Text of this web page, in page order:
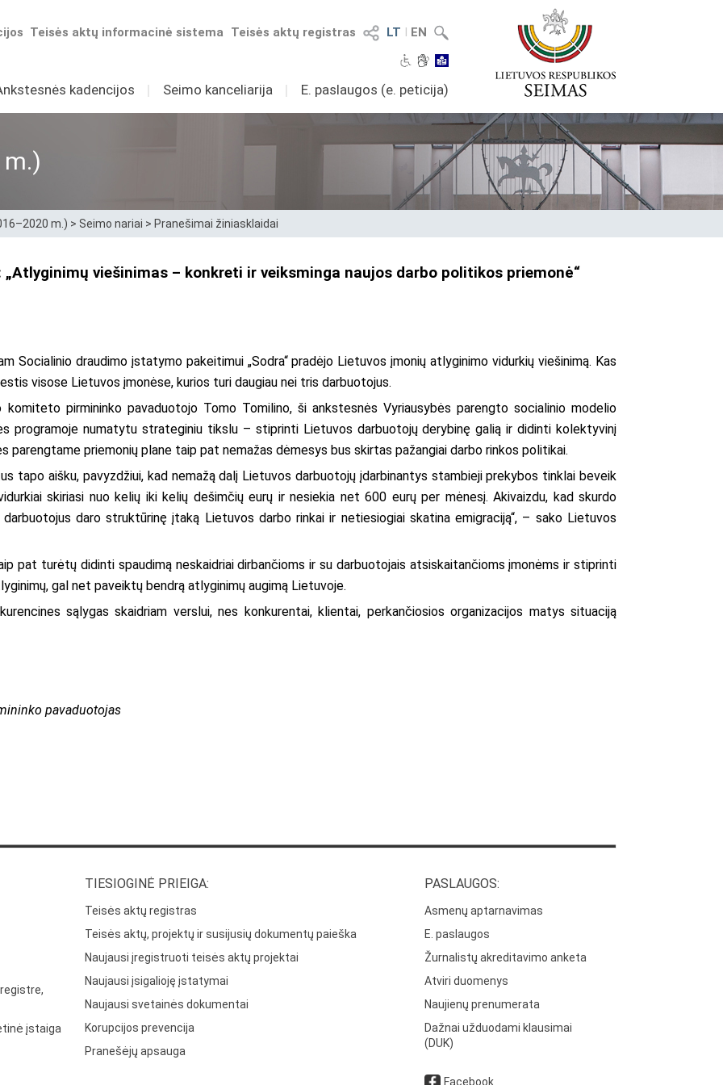
LT I EN
Teisės aktų registras
Teisės aktų informacinė sistema
kadencijos I Seimo kanceliarija I E. paslaugos (e. peticija)
m.) > Seimo nariai > Pranešimai žiniasklaidai
viešinimas – konkreti ir veiksminga naujos darbo politikos priemonė“
Socialinio draudimo įstatymo pakeitimui „Sodra“ pradėjo Lietuvos įmonių atlyginimo vidurkių viešinimą. Kas
visose Lietuvos įmonėse, kurios turi daugiau nei tris darbuotojus.
pirmininko pavaduotojo Tomo Tomilino, ši ankstesnės Vyriausybės parengto socialinio modelio
programoje numatytu strateginiu tikslu – stiprinti Lietuvos darbuotojų derybinę galią ir didinti kolektyvinį
parengtame priemonių plane taip pat nemažas dėmesys bus skirtas pažangiai darbo rinkos politikai.
tapo aišku, pavyzdžiui, kad nemažą dalį Lietuvos darbuotojų įdarbinantys stambieji prekybos tinklai beveik
skiriasi nuo kelių iki kelių dešimčių eurų ir nesiekia net 600 eurų per mėnesį. Akivaizdu, kad skurdo
daro struktūrinę įtaką Lietuvos darbo rinkai ir netiesiogiai skatina emigraciją“, – sako Lietuvos
pat turėtų didinti spaudimą neskaidriai dirbančioms ir su darbuotojais atsiskaitančioms įmonėms ir stiprinti
gal net paveiktų bendrą atlyginimų augimą Lietuvoje.
sąlygas skaidriam verslui, nes konkurentai, klientai, perkančiosios organizacijos matys situaciją
pavaduotojas
įstaiga
TIESIOGINĖ PRIEIGA:
Teisės aktų registras
Teisės aktų, projektų ir susijusių dokumentų paieška
Naujausi įregistruoti teisės aktų projektai
Naujausi įsigalioję įstatymai
Naujausi svetainės dokumentai
Korupcijos prevencija
Pranešėjų apsauga
PASLAUGOS:
Asmenų aptarnavimas
E. paslaugos
Žurnalistų akreditavimo anketa
Atviri duomenys
Naujienų prenumerata
Dažnai užduodami klausimai
(DUK)
Facebook